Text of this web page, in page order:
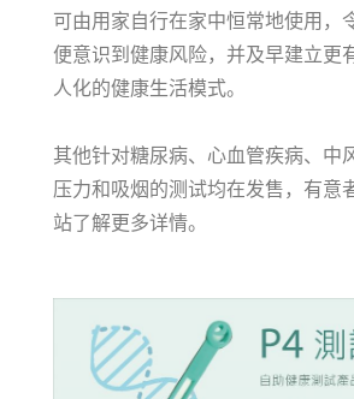
可由用家自行在家中恒常地使用，
便意识到健康风险，并及早建立更
人化的健康生活模式。
其他针对糖尿病、心血管疾病、中
压力和吸烟的测试均在发售，有意
站了解更多详情。